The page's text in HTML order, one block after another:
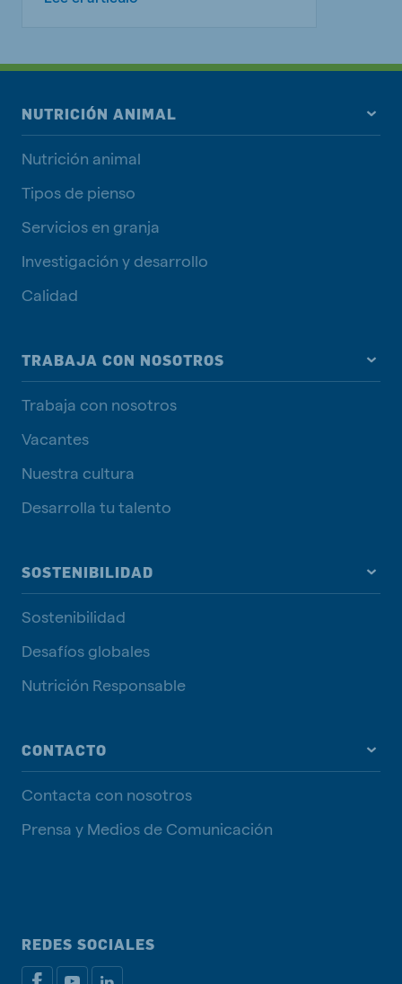
NUTRICIÓN ANIMAL
Nutrición animal
Tipos de pienso
Servicios en granja
Investigación y desarrollo
Calidad
TRABAJA CON NOSOTROS
Trabaja con nosotros
Vacantes
Nuestra cultura
Desarrolla tu talento
SOSTENIBILIDAD
Sostenibilidad
Desafíos globales
Nutrición Responsable
CONTACTO
Contacta con nosotros
Prensa y Medios de Comunicación
REDES SOCIALES